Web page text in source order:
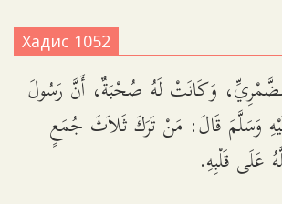
Хадис 1052
وَكَانَتْ لَهُ صُحْبَةٌ، أَنَّ رَسُولَ
وَسَلَّمَ قَالَ: مَنْ تَرَكَ ثَلاَثَ جُمَعٍ
عَلَى قَلْبِهِ.